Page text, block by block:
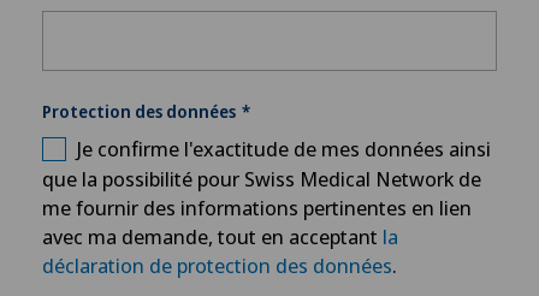
Protection des données
Je confirme l'exactitude de mes données ainsi
que la possibilité pour Swiss Medical Network de
me fournir des informations pertinentes en lien
avec ma demande, tout en acceptant la
déclaration de protection des données.